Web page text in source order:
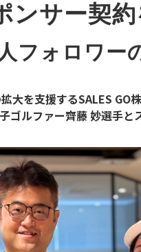
ンサー契
フォロワー
大を支援するSALES
ルファー齊藤 妙選手と